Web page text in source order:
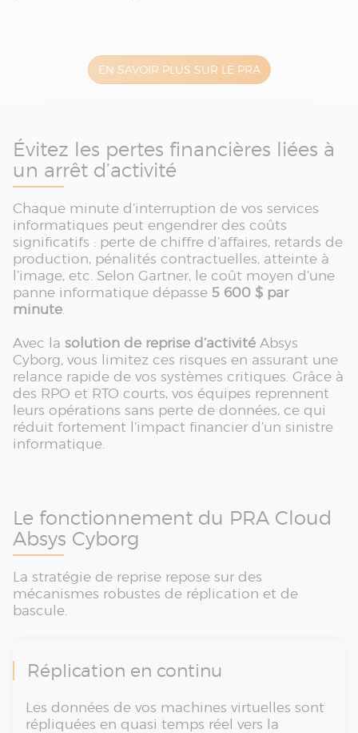
EN SAVOIR PLUS SUR LE PRA
Évitez les pertes financières liées à
un arrêt d’activité
Chaque minute d’interruption de vos services
informatiques peut engendrer des coûts
significatifs : perte de chiffre d’affaires, retards de
production, pénalités contractuelles, atteinte à
l’image, etc. Selon Gartner, le coût moyen d’une
panne informatique dépasse 5 600 $ par
minute.
Avec la solution de reprise d’activité Absys
Cyborg, vous limitez ces risques en assurant une
relance rapide de vos systèmes critiques. Grâce à
des RPO et RTO courts, vos équipes reprennent
leurs opérations sans perte de données, ce qui
réduit fortement l’impact financier d’un sinistre
informatique.
Le fonctionnement du PRA Cloud
Absys Cyborg
La stratégie de reprise repose sur des
mécanismes robustes de réplication et de
bascule.
Réplication en continu
Les données de vos machines virtuelles sont
répliquées en quasi temps réel vers la